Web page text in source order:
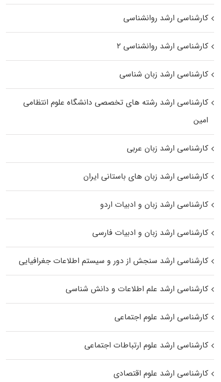
کارشناسی ارشد روانشناسی
کارشناسی ارشد روانشناسی ۲
کارشناسی ارشد زبان شناسی
کارشناسی ارشد رﺷﺘﻪ ﻫﺎی تخصصی داﻧﺸﮕﺎه ﻋﻠﻮم انتظامی
اﻣﻴﻦ
کارشناسی ارشد زبان عربی
کارشناسی ارشد زبان‌ های باستانی ایران
کارشناسی ارشد زبان و ادبیات اردو
کارشناسی ارشد زبان و ادبیات فارسی
کارشناسی ارشد سنجش از دور و سیستم اطلاعات جغرافیایی
کارشناسی ارشد علم اطلاعات و دانش شناسی
کارشناسی ارشد علوم اجتماعی
کارشناسی ارشد علوم ارتباطات اجتماعی
کارشناسی ارشد علوم اقتصادی